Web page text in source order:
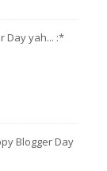
Day yah... :*
Blogger Day